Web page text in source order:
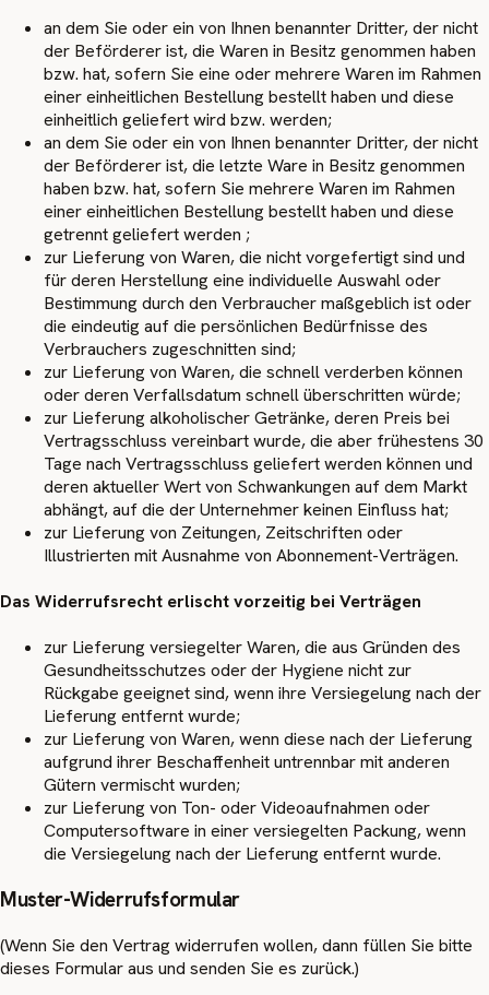
an dem Sie oder ein von Ihnen benannter Dritter, der nicht
der Beförderer ist, die Waren in Besitz genommen haben
bzw. hat, sofern Sie eine oder mehrere Waren im Rahmen
einer einheitlichen Bestellung bestellt haben und diese
einheitlich geliefert wird bzw. werden;
an dem Sie oder ein von Ihnen benannter Dritter, der nicht
der Beförderer ist, die letzte Ware in Besitz genommen
haben bzw. hat, sofern Sie mehrere Waren im Rahmen
einer einheitlichen Bestellung bestellt haben und diese
getrennt geliefert werden ;
zur Lieferung von Waren, die nicht vorgefertigt sind und
für deren Herstellung eine individuelle Auswahl oder
Bestimmung durch den Verbraucher maßgeblich ist oder
die eindeutig auf die persönlichen Bedürfnisse des
Verbrauchers zugeschnitten sind;
zur Lieferung von Waren, die schnell verderben können
oder deren Verfallsdatum schnell überschritten würde;
zur Lieferung alkoholischer Getränke, deren Preis bei
Vertragsschluss vereinbart wurde, die aber frühestens 30
Tage nach Vertragsschluss geliefert werden können und
deren aktueller Wert von Schwankungen auf dem Markt
abhängt, auf die der Unternehmer keinen Einfluss hat;
zur Lieferung von Zeitungen, Zeitschriften oder
Illustrierten mit Ausnahme von Abonnement-Verträgen.
Das Widerrufsrecht erlischt vorzeitig bei Verträgen
zur Lieferung versiegelter Waren, die aus Gründen des
Gesundheitsschutzes oder der Hygiene nicht zur
Rückgabe geeignet sind, wenn ihre Versiegelung nach der
Lieferung entfernt wurde;
zur Lieferung von Waren, wenn diese nach der Lieferung
aufgrund ihrer Beschaffenheit untrennbar mit anderen
Gütern vermischt wurden;
zur Lieferung von Ton- oder Videoaufnahmen oder
Computersoftware in einer versiegelten Packung, wenn
die Versiegelung nach der Lieferung entfernt wurde.
Muster-Widerrufsformular
(Wenn Sie den Vertrag widerrufen wollen, dann füllen Sie bitte
dieses Formular aus und senden Sie es zurück.)